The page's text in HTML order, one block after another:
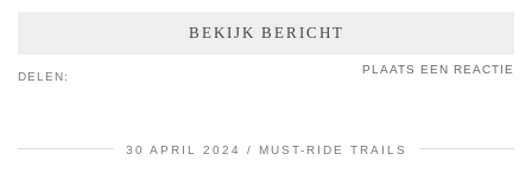
BEKIJK BERICHT
DELEN:
PLAATS EEN REACTIE
30 APRIL 2024 MUST-RIDE TRAILS